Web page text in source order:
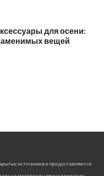
для осени:
вещей
источников и предоставляются